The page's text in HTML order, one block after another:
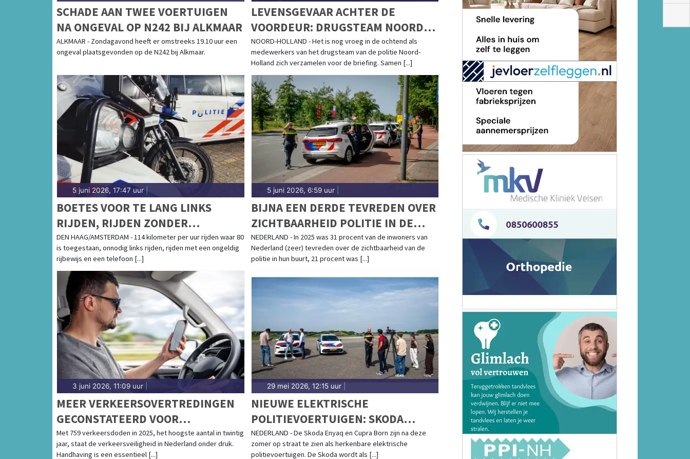
SCHADE AAN TWEE VOERTUIGEN
NA ONGEVAL OP N242 BIJ ALKMAAR
ALKMAAR - Zondagavond heeft er omstreeks 19.10 uur een
ongeval plaatsgevonden op de N242 bij Alkmaar.
LEVENSGEVAAR ACHTER DE
VOORDEUR: DRUGSTEAM NOORD-
HOLLAND ROLT
HENNEPKWEKERIJEN OP
NOORD-HOLLAND - Het is nog vroeg in de ochtend als
medewerkers van het drugsteam van de politie Noord-
Holland zich verzamelen voor de briefing. Samen [...]
5 juni 2026, 17:47 uur
BOETES VOOR TE LANG LINKS
RIJDEN, RIJDEN ZONDER
RIJBEWIJS EN HET VASTHOUDEN
VAN EEN TELEFOON
DEN HAAG/AMSTERDAM - 114 kilometer per uur rijden waar 80
is toegestaan, onnodig links rijden, rijden met een ongeldig
rijbewijs en een telefoon [...]
5 juni 2026, 6:59 uur|
BIJNA EEN DERDE TEVREDEN OVER
ZICHTBAARHEID POLITIE IN DE
BUURT
NEDERLAND - In 2025 was 31 procent van de inwoners van
Nederland (zeer) tevreden over de zichtbaarheid van de
politie in hun buurt, 21 procent was [...]
3 juni 2026, 11:09 uur
MEER VERKEERSOVERTREDINGEN
GECONSTATEERD VOOR
GEVAARLIJK RIJGEDRAG
Met 759 verkeersdoden in 2025, het hoogste aantal in twintig
jaar, staat de verkeersveiligheid in Nederland onder druk.
Handhaving is een essentieel [...]
29 mei 2026, 12:15 uur|
NIEUWE ELEKTRISCHE
POLITIEVOERTUIGEN: SKODA
ENYAQ EN CUPRA BORN
NEDERLAND - De Skoda Enyaq en Cupra Born zijn na deze
zomer op straat te zien als herkenbare elektrische
politievoertuigen. De Skoda wordt als [...]